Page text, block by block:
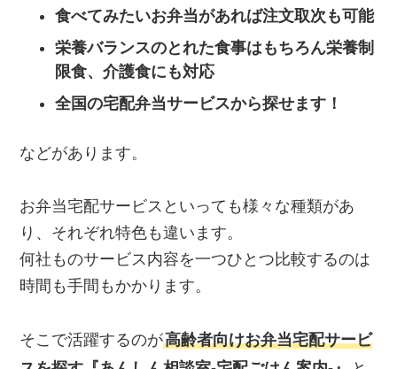
食べてみたいお弁当があれば注文取次も可能
栄養バランスのとれた食事はもちろん栄養制
限食、介護食にも対応
全国の宅配弁当サービスから探せます！
などがあります。
お弁当宅配サービスといっても様々な種類があ
り、それぞれ特色も違います。
何社ものサービス内容を一つひとつ比較するのは
時間も手間もかかります。
そこで活躍するのが高齢者向けお弁当宅配サービ